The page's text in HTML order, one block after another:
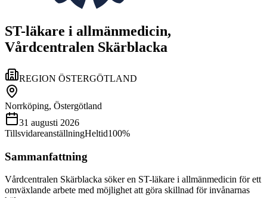
ST-läkare i allmänmedicin,
Vårdcentralen Skärblacka
REGION ÖSTERGÖTLAND
Norrköping, Östergötland
31 augusti 2026
TillsvidareanställningHeltid100%
Sammanfattning
Vårdcentralen Skärblacka söker en ST-läkare i allmänmedicin för ett
omväxlande arbete med möjlighet att göra skillnad för invånarnas